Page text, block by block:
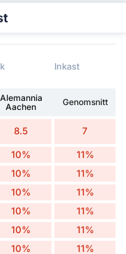
Inkast
Alemannia
Aachen
Genomsnitt
8.5 7
10% 11%
10% 11%
10% 11%
10% 11%
10% 11%
10% 11%